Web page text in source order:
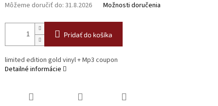
Môžeme doručiť do: 31.8.2026 Možnosti doručenia
Pridať do košíka
limited edition gold vinyl + Mp3 coupon
Detailné informácie